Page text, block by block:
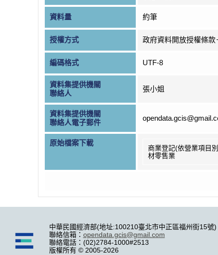
資料量 約筆
授權方式 政府資料開放授權條款
編碼格式 UTF-8
資料集提供機關
聯絡人
張小姐
資料集提供機關
聯絡人電子郵件
原始檔案下載
商業登記(依營業項目
材零售業
中華民國經濟部(地址:100210臺北市中正區福州街15號)
聯絡信箱： opendata.gcis@gmail.com
聯絡電話：(02)2784-1000#2513
版權所有 © 2005-2026